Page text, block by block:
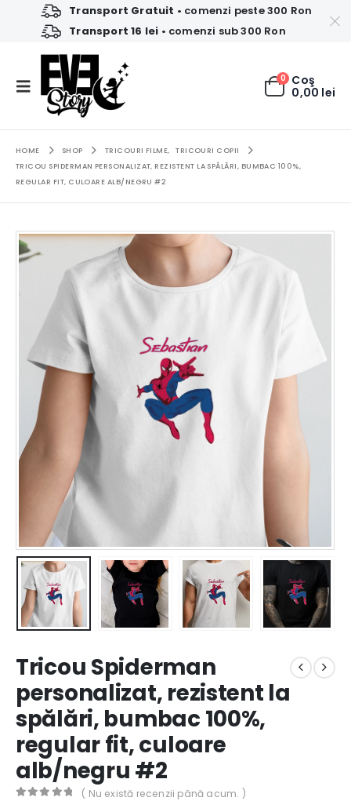
Transport Gratuit • comenzi peste 300 Ron
Transport 16 lei • comenzi sub 300 Ron
0 Coş
0,00 lei
HOME SHOP TRICOURI FILME,
TRICOURI COPII
TRICOU SPIDERMAN PERSONALIZAT, REZISTENT LA SPĂLĂRI, BUMBAC 100%,
REGULAR FIT, CULOARE ALB/NEGRU #2
Tricou Spiderman
personalizat, rezistent la
spălări, bumbac 100%,
regular fit, culoare
alb/negru #2
( Nu există recenzii până acum. )